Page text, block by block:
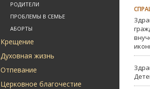
РОДИТЕЛИ
ПРОБЛЕМЫ В СЕМЬЕ
АБОРТЫ
Крещение
Духовная жизнь
Отпевание
Церковное благочестие